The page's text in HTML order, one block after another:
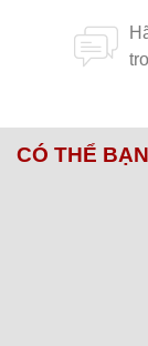
CÓ THỂ